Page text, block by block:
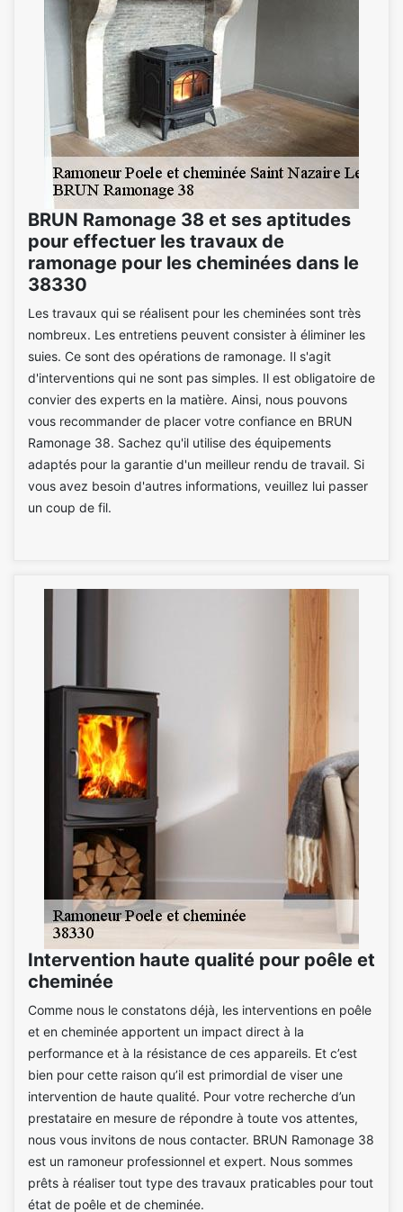
BRUN Ramonage 38 et ses aptitudes
pour effectuer les travaux de
ramonage pour les cheminées dans le
38330
Les travaux qui se réalisent pour les cheminées sont très
nombreux. Les entretiens peuvent consister à éliminer les
suies. Ce sont des opérations de ramonage. Il s'agit
d'interventions qui ne sont pas simples. Il est obligatoire de
convier des experts en la matière. Ainsi, nous pouvons
vous recommander de placer votre confiance en BRUN
Ramonage 38. Sachez qu'il utilise des équipements
adaptés pour la garantie d'un meilleur rendu de travail. Si
vous avez besoin d'autres informations, veuillez lui passer
un coup de fil.
Intervention haute qualité pour poêle et
cheminée
Comme nous le constatons déjà, les interventions en poêle
et en cheminée apportent un impact direct à la
performance et à la résistance de ces appareils. Et c’est
bien pour cette raison qu’il est primordial de viser une
intervention de haute qualité. Pour votre recherche d’un
prestataire en mesure de répondre à toute vos attentes,
nous vous invitons de nous contacter. BRUN Ramonage 38
est un ramoneur professionnel et expert. Nous sommes
prêts à réaliser tout type des travaux praticables pour tout
état de poêle et de cheminée.